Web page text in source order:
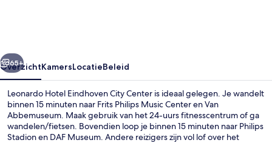
Volgende
65+
OverzichtKamersLocatieBeleid
Leonardo Hotel Eindhoven City Center is ideaal gelegen. Je wandelt
binnen 15 minuten naar Frits Philips Music Center en Van
Abbemuseum. Maak gebruik van het 24-uurs fitnesscentrum of ga
wandelen/fietsen. Bovendien loop je binnen 15 minuten naar Philips
Stadion en DAF Museum. Andere reizigers zijn vol lof over het